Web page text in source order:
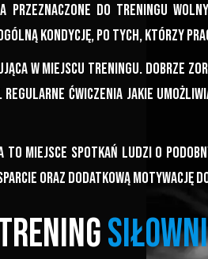
do treningu
kondycję, po tych, którzy
w miejscu treningu. Dobrze
ćwiczenia jakie
to miejsce spotkań ludzi o
oraz dodatkową motywację